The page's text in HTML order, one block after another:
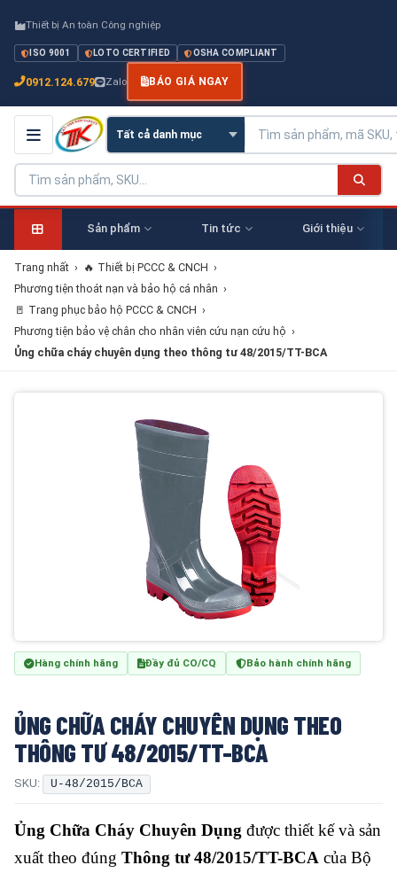
Thiết bị An toàn Công nghiệp
ISO 9001 LOTO CERTIFIED OSHA COMPLIANT
0912.124.679 Zalo BÁO GIÁ NGAY
Sản phẩm Tin tức Giới thiệu
Trang nhất › 🔥 Thiết bị PCCC & CNCH ›
Phương tiện thoát nạn và bảo hộ cá nhân ›
🚪 Trang phục bảo hộ PCCC & CNCH ›
Phương tiện bảo vệ chân cho nhân viên cứu nạn cứu hộ ›
Ủng chữa cháy chuyên dụng theo thông tư 48/2015/TT-BCA
Hàng chính hãng Đầy đủ CO/CQ Bảo hành chính hãng
ỦNG CHỮA CHÁY CHUYÊN DỤNG THEO
THÔNG TƯ 48/2015/TT-BCA
SKU: U-48/2015/BCA
Ủng Chữa Cháy Chuyên Dụng được thiết kế và sản
xuất theo đúng Thông tư 48/2015/TT-BCA của Bộ